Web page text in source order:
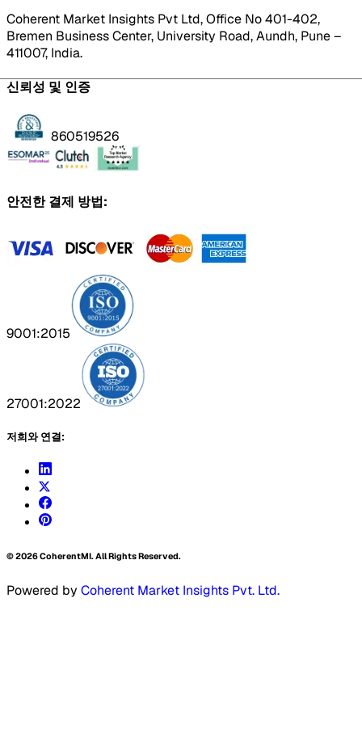
Coherent Market Insights Pvt Ltd, Office No 401-402,
Bremen Business Center, University Road, Aundh, Pune –
411007, India.
신뢰성 및 인증
860519526
안전한 결제 방법:
9001:2015
27001:2022
저희와 연결:
©2026CoherentMI. All Rights Reserved.
Powered by Coherent Market Insights Pvt. Ltd.